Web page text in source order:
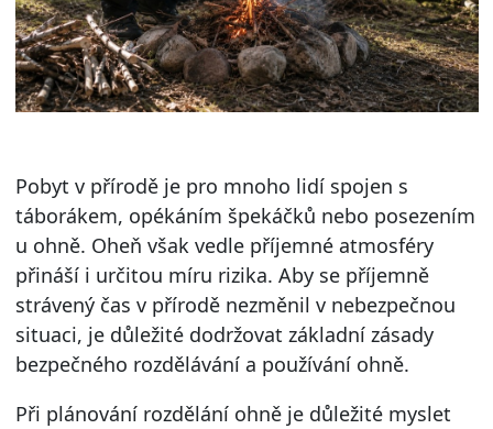
Pobyt v přírodě je pro mnoho lidí spojen s
táborákem, opékáním špekáčků nebo posezením
u ohně. Oheň však vedle příjemné atmosféry
přináší i určitou míru rizika. Aby se příjemně
strávený čas v přírodě nezměnil v nebezpečnou
situaci, je důležité dodržovat základní zásady
bezpečného rozdělávání a používání ohně.
Při plánování rozdělání ohně je důležité myslet